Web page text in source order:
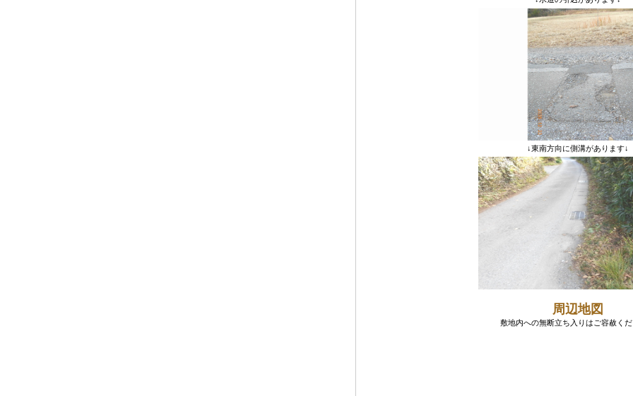
↓東南方向に側溝があります↓
周辺地図
敷地内への無断立ち入りはご容赦く